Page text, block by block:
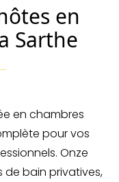
en
Sarthe
en chambres
pour vos
Onze
de bain privatives,